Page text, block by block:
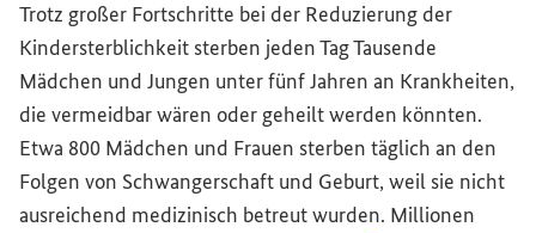
Trotz großer Fortschritte bei der Reduzierung der
Kindersterblichkeit sterben jeden Tag Tausende
Mädchen und Jungen unter fünf Jahren an Krankheiten,
die vermeidbar wären oder geheilt werden könnten.
Etwa 800 Mädchen und Frauen sterben täglich an den
Folgen von Schwangerschaft und Geburt, weil sie nicht
ausreichend medizinisch betreut wurden. Millionen